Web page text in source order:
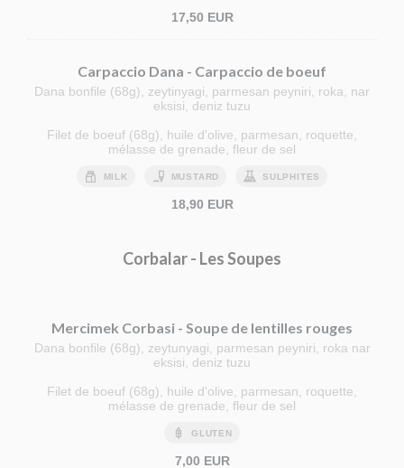
17,50 EUR
Carpaccio Dana - Carpaccio de boeuf
Dana bonfile (68g), zeytinyagi, parmesan peyniri, roka, nar
eksisi, deniz tuzu
Filet de boeuf (68g), huile d'olive, parmesan, roquette,
mélasse de grenade, fleur de sel
MILK MUSTARD SULPHITES
18,90 EUR
Corbalar - Les Soupes
Mercimek Corbasi - Soupe de lentilles rouges
Dana bonfile (68g), zeytunyagi, parmesan peyniri, roka nar
eksisi, deniz tuzu
Filet de boeuf (68g), huile d'olive, parmesan, roquette,
mélasse de grenade, fleur de sel
GLUTEN
7,00 EUR